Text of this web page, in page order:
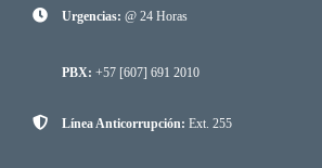
Urgencias: @ 24 Horas
PBX: +57 [607] 691 2010
Línea Anticorrupción: Ext. 255